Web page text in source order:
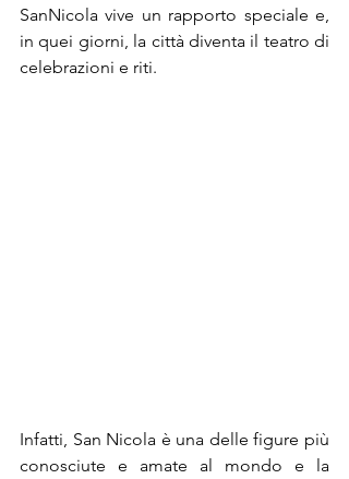
SanNicola vive un rapporto speciale e,
in quei giorni, la città diventa il teatro di
celebrazioni e riti.
Infatti, San Nicola è una delle figure più
conosciute e amate al mondo e la